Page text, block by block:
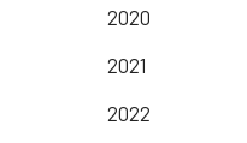
2020
2021
2022